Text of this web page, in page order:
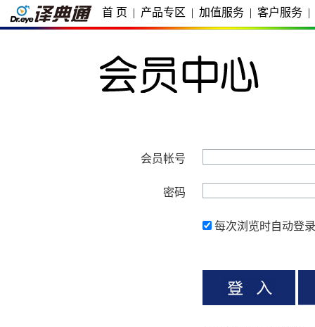
首 页 | 产品专区 | 加值服务 | 客户服务 |
会员帐号
密码
每次浏览时自动登录